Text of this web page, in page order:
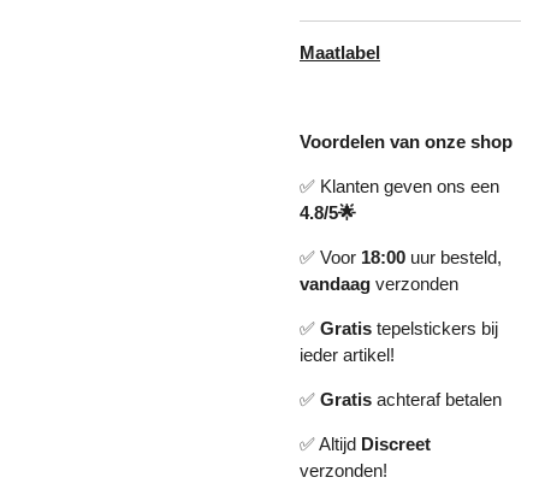
Maatlabel
Voordelen van onze shop
✅ Klanten geven ons een
4.8/5🌟
✅ Voor 18:00 uur besteld,
vandaag verzonden
✅ Gratis tepelstickers bij
ieder artikel!
✅ Gratis achteraf betalen
✅ Altijd Discreet
verzonden!